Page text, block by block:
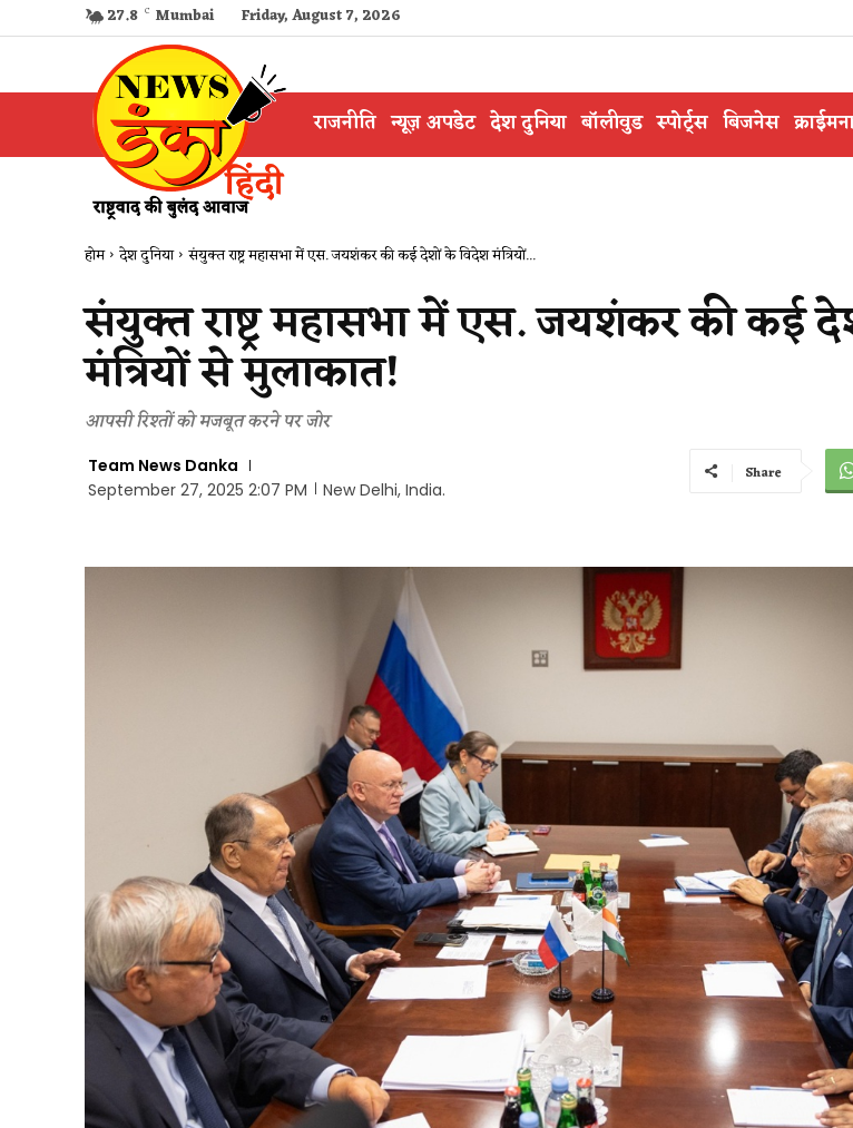
27.8 C Mumbai Friday, August 7, 2026
राजनीति न्यूज़ अपडेट देश दुनिया बॉलीवुड स्पोर्ट्स बिजनेस
होम देश दुनिया संयुक्त राष्ट्र महासभा में एस. जयशंकर की कई देशों के विदेश मंत्रियों...
संयुक्त राष्ट्र महासभा में एस. जयशंकर की कई
मंत्रियों से मुलाकात!
आपसी रिश्तों को मजबूत करने पर जोर
Team News Danka
September 27, 2025 2:07 PM
New Delhi, India.
Share